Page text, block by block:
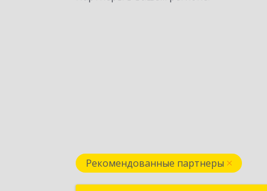
Рекомендованные партнеры